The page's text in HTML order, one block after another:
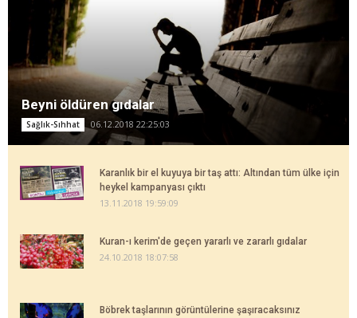
Beyni öldüren gıdalar
Sağlık-Sıhhat 06.12.2018 22:25:03
Karanlık bir el kuyuya bir taş attı: Altından tüm ülke için
heykel kampanyası çıktı
13.11.2018 19:59:09
Kuran-ı kerim'de geçen yararlı ve zararlı gıdalar
24.10.2018 18:07:58
Böbrek taşlarının görüntülerine şaşıracaksınız